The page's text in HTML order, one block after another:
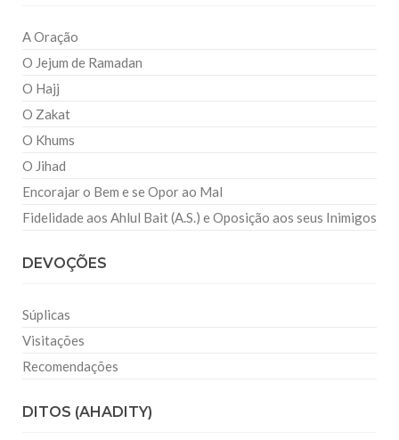
A Oração
O Jejum de Ramadan
O Hajj
O Zakat
O Khums
O Jihad
Encorajar o Bem e se Opor ao Mal
Fidelidade aos Ahlul Bait (A.S.) e Oposição aos seus Inimigos
DEVOÇÕES
Súplicas
Visitações
Recomendações
DITOS (AHADITY)